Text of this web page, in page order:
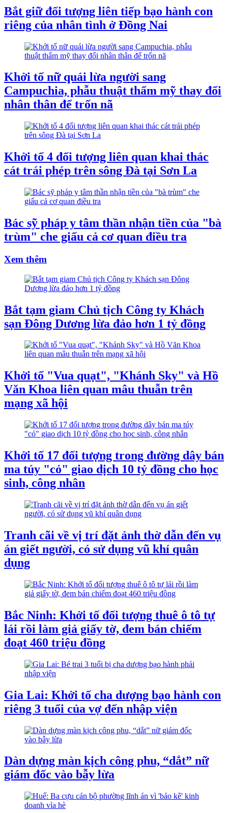
Bắt giữ đối tượng liên tiếp bạo hành con
riêng của nhân tình ở Đồng Nai
Khởi tố nữ quái lừa người sang
Campuchia, phẫu thuật thẩm mỹ thay đổi
nhân thân để trốn nã
Khởi tố 4 đối tượng liên quan khai thác
cát trái phép trên sông Đà tại Sơn La
Bác sỹ pháp y tâm thần nhận tiền của "bà
trùm" che giấu cả cơ quan điều tra
Xem thêm
Bắt tạm giam Chủ tịch Công ty Khách
sạn Đông Dương lừa đảo hơn 1 tỷ đồng
Khởi tố "Vua quạt", "Khánh Sky" và Hồ
Văn Khoa liên quan mâu thuẫn trên
mạng xã hội
Khởi tố 17 đối tượng trong đường dây bán
ma túy "cỏ" giao dịch 10 tỷ đồng cho học
sinh, công nhân
Tranh cãi về vị trí đặt ảnh thờ dẫn đến vụ
án giết người, có sử dụng vũ khí quân
dụng
Bắc Ninh: Khởi tố đối tượng thuê ô tô tự
lái rồi làm giả giấy tờ, đem bán chiếm
đoạt 460 triệu đồng
Gia Lai: Khởi tố cha dượng bạo hành con
riêng 3 tuổi của vợ đến nhập viện
Dàn dựng màn kịch công phu, “dắt” nữ
giám đốc vào bẫy lừa